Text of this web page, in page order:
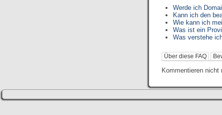
Werde ich
Kann ich den
Wie kann ich
Was ist ein
Was verstehe
Über diese FAQ
Kommentieren nicht